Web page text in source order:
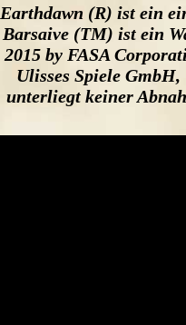
Earthdawn (R) ist ein
Barsaive (TM) ist ein
2015 by FASA
Ulisses Spiele GmbH,
unterliegt keiner